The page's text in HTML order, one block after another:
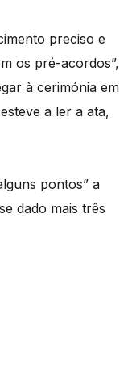
preciso e
os pré-acordos”,
à cerimónia em
a ler a ata,
pontos” a
dado mais três